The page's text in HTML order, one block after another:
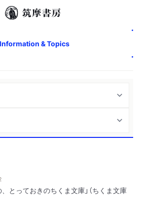
Information & Topics
、とっておきのちくま文庫」（ちくま文庫